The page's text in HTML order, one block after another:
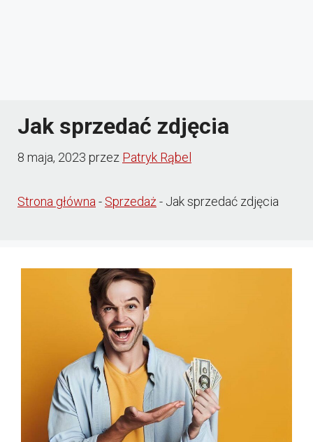
Jak sprzedać zdjęcia
8 maja, 2023 przez Patryk Rąbel
Strona główna- Sprzedaż- Jak sprzedać zdjęcia